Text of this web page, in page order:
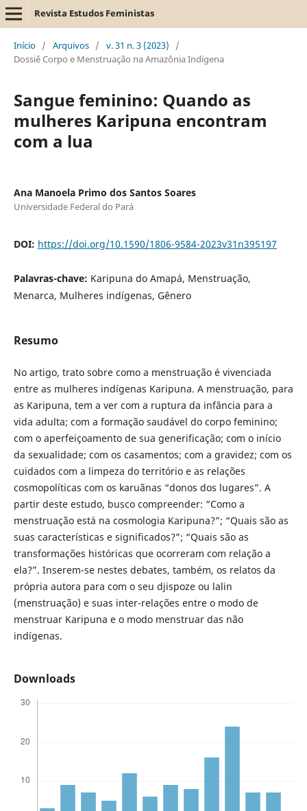
Revista Estudos Feministas
Início / Arquivos / v. 31 n. 3 (2023)
/
Dossiê Corpo e Menstruação na Amazônia Indígena
Sangue feminino: Quando as
mulheres Karipuna encontram
com a lua
Ana Manoela Primo dos Santos Soares
Universidade Federal do Pará
DOI: https://doi.org/10.1590/1806-9584-2023v31n395197
Palavras-chave: Karipuna do Amapá, Menstruação,
Menarca, Mulheres indígenas, Gênero
Resumo
No artigo, trato sobre como a menstruação é vivenciada
entre as mulheres indígenas Karipuna. A menstruação, para
as Karipuna, tem a ver com a ruptura da infância para a
vida adulta; com a formação saudável do corpo feminino;
com o aperfeiçoamento de sua generificação; com o início
da sexualidade; com os casamentos; com a gravidez; com os
cuidados com a limpeza do território e as relações
cosmopolíticas com os karuãnas “donos dos lugares”. A
partir deste estudo, busco compreender: “Como a
menstruação está na cosmologia Karipuna?”; “Quais são as
suas características e significados?”; “Quais são as
transformações históricas que ocorreram com relação a
ela?”. Inserem-se nestes debates, também, os relatos da
própria autora para com o seu djispoze ou lalin
(menstruação) e suas inter-relações entre o modo de
menstruar Karipuna e o modo menstruar das não
indígenas.
Downloads